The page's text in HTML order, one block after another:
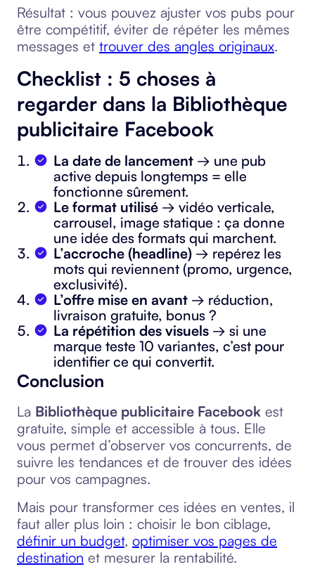
Résultat : vous pouvez ajuster vos pubs pour
être compétitif, éviter de répéter les mêmes
messages et trouver des angles originaux.
Checklist : 5 choses à
regarder dans la Bibliothèque
publicitaire Facebook
La date de lancement → une pub
active depuis longtemps = elle
fonctionne sûrement.
Le format utilisé → vidéo verticale,
carrousel, image statique : ça donne
une idée des formats qui marchent.
L’accroche (headline) → repérez les
mots qui reviennent (promo, urgence,
exclusivité).
L’offre mise en avant → réduction,
livraison gratuite, bonus ?
La répétition des visuels → si une
marque teste 10 variantes, c’est pour
identifier ce qui convertit.
Conclusion
La Bibliothèque publicitaire Facebook est
gratuite, simple et accessible à tous. Elle
vous permet d’observer vos concurrents, de
suivre les tendances et de trouver des idées
pour vos campagnes.
Mais pour transformer ces idées en ventes, il
faut aller plus loin : choisir le bon ciblage,
définir un budget, optimiser vos pages de
destination et mesurer la rentabilité.